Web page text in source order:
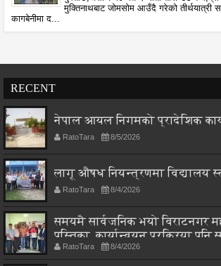
मुक्तिनाथबाट जोमसोम आउँदै गरेको तीर्थयात्री
कागबेनीमा द...
RECENT
नेपाल आयल निगमको प्रादेशिक
RatoTara 8/5/2026
लागू औषध नियन्त्रणमा विद्यालय
RatoTara 8/4/2026
समयमै सार्वजनिक भयो विराटनगर
पुस्तिका, कार्यान्वयन प्रक्रिया पनि
RatoTara 8/4/2026